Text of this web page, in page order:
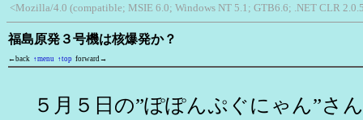
<Mozilla/4.0 (compatible; MSIE 6.0; Windows NT 5.1; GTB6.6; .NET CLR
福島原発３号機は核爆発か？
←back ↑menu ↑top forward→
５月５日の”ぽぽんぷぐにゃん”さ